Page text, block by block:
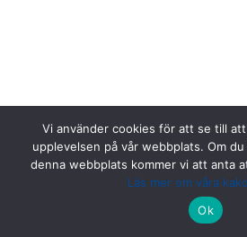
Riksstroke, Målpunkt PA rum 1013,
Vi använder cookies för att se till
upplevelsen på vår webbplats. Om
denna webbplats kommer vi att anta
Läs mer om våra
Ok